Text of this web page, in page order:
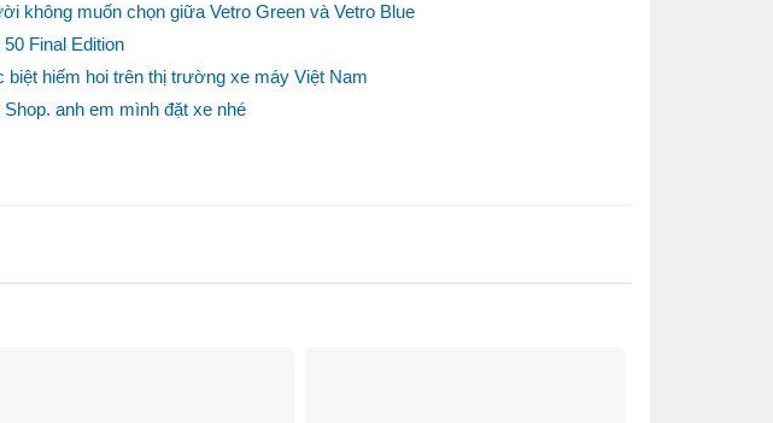
không muốn chọn giữa Vetro Green và Vetro Blue
Final Edition
hiếm hoi trên thị trường xe máy Việt Nam
anh em mình đặt xe nhé